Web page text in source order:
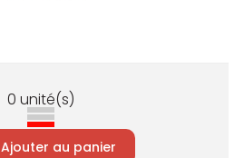
0 unité(s)
Ajouter au panier